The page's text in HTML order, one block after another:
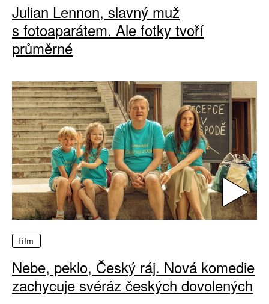
Julian Lennon, slavný muž
s fotoaparátem. Ale fotky tvoří
průměrné
film
Nebe, peklo, Český ráj. Nová komedie
zachycuje svéráz českých dovolených